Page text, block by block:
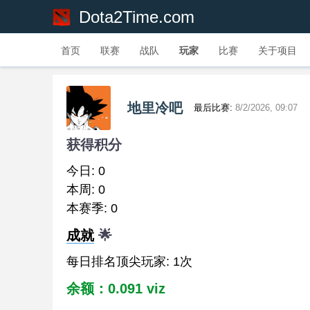
Dota2Time.com
首页 联赛 战队 玩家 比赛 关于项目
地里冷吧 最后比赛: 8/2/2026, 09:07
获得积分
今日: 0
本周: 0
本赛季: 0
成就🌟
每日排名顶尖玩家: 1次
余额：0.091 viz